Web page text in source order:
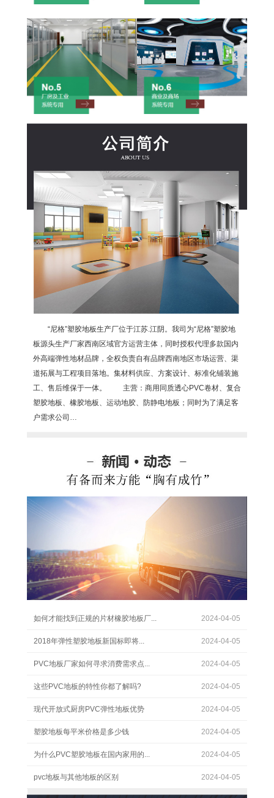
“尼格”塑胶地板生产厂位于江苏.江阴。我司为“尼格”塑胶地
板源头生产厂家西南区域官方运营主体，同时授权代理多款国内
外高端弹性地材品牌，全权负责自有品牌西南地区市场运营、渠
道拓展与工程项目落地。集材料供应、方案设计、标准化铺装施
工、售后维保于一体。 主营：商用同质透心PVC卷材、复合
塑胶地板、橡胶地板、运动地胶、防静电地板；同时为了满足客
户需求公司…
2024-04-05
如何才能找到正规的片材橡胶地板厂...
2024-04-05
2018年弹性塑胶地板新国标即将...
2024-04-05
PVC地板厂家如何寻求消费需求点...
2024-04-05
这些PVC地板的特性你都了解吗?
2024-04-05
现代开放式厨房PVC弹性地板优势
2024-04-05
塑胶地板每平米价格是多少钱
2024-04-05
为什么PVC塑胶地板在国内家用的...
2024-04-05
pvc地板与其他地板的区别